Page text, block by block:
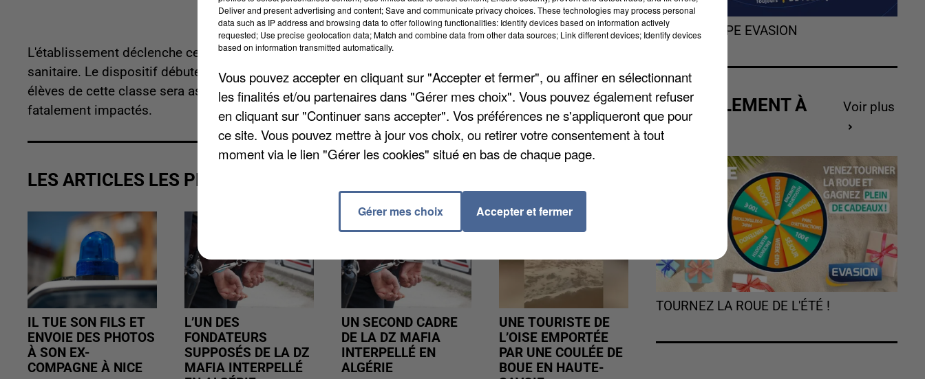
L'établissement déclenche cette mesure en distanciel pour une classe de CE1 en raison du contexte
sanitaire. Le dispositif débute ce lundi et il doit durer toute la semaine. Seul un accueil partiel des
élèves de cette classe sera assuré et les effectifs accueillis sur les temps périscolaires seront
fatalement impactés.
LES ARTICLES LES PLUS VUS
IL TUE SON FILS ET
ENVOIE DES PHOTOS
À SON EX-
COMPAGNE À NICE
L’UN DES
FONDATEURS
SUPPOSÉS DE LA DZ
MAFIA INTERPELLÉ
UN SECOND CADRE
DE LA DZ MAFIA
INTERPELLÉ EN
ALGÉRIE
UNE TOURISTE DE
L’OISE EMPORTÉE
PAR UNE COULÉE DE
BOUE EN HAUTE-
L'HOROSCOPE EVASION
ACTUELLEMENT À
GAGNER
Voir plus
TOURNEZ LA ROUE DE L'ÉTÉ !
Deliver and present advertising and content; Save and communicate privacy choices. These technologies may process personal
data such as IP address and browsing data to offer following functionalities: Identify devices based on information actively
requested; Use precise geolocation data; Match and combine data from other data sources; Link different devices; Identify devices
based on information transmitted automatically.
Vous pouvez accepter en cliquant sur "Accepter et fermer", ou affiner en sélectionnant
les finalités et/ou partenaires dans "Gérer mes choix". Vous pouvez également refuser
en cliquant sur "Continuer sans accepter". Vos préférences ne s'appliqueront que pour
ce site. Vous pouvez mettre à jour vos choix, ou retirer votre consentement à tout
moment via le lien "Gérer les cookies" situé en bas de chaque page.
Gérer mes choix Accepter et fermer